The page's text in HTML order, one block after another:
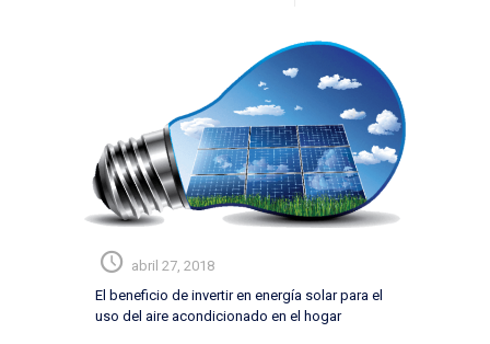
abril 27, 2018
El beneficio de invertir en energía solar para el
uso del aire acondicionado en el hogar